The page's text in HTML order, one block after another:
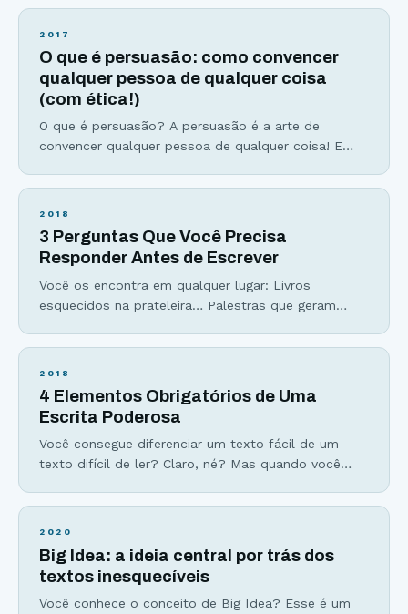
Homo sapiens foi capaz de sobreviver. Os homens
sentimentos através das pinturas rupestres, como
2017
O que é persuasão: como convencer
qualquer pessoa de qualquer coisa
(com ética!)
O que é persuasão? A persuasão é a arte de
convencer qualquer pessoa de qualquer coisa! E
fazerem aquilo que você deseja desde que isso seja
seus desejos e muito
2018
3 Perguntas Que Você Precisa
Responder Antes de Escrever
Você os encontra em qualquer lugar: Livros
esquecidos na prateleira… Palestras que geram
cabeça… Podcasts que ocupam espaço no celular,
Esses fracassos podem (e devem) ser evitados se
você fizer apenas 3
2018
4 Elementos Obrigatórios de Uma
Escrita Poderosa
Você consegue diferenciar um texto fácil de um
texto difícil de ler? Claro, né? Mas quando você
entender o que você escreve? Hoje eu vou te
você garante o entendimento da sua
2020
Big Idea: a ideia central por trás dos
textos inesquecíveis
Você conhece o conceito de Big Idea? Esse é um